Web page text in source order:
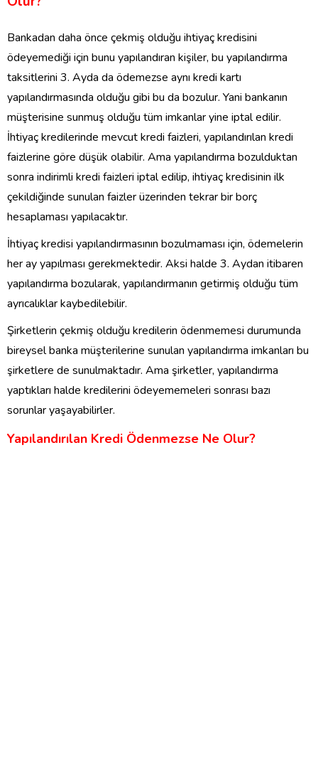
Bankadan daha önce çekmiş olduğu ihtiyaç kredisini
ödeyemediği için bunu yapılandıran kişiler, bu yapılandırma
taksitlerini 3. Ayda da ödemezse aynı kredi kartı
yapılandırmasında olduğu gibi bu da bozulur. Yani bankanın
müşterisine sunmuş olduğu tüm imkanlar yine iptal edilir.
İhtiyaç kredilerinde mevcut kredi faizleri, yapılandırılan kredi
faizlerine göre düşük olabilir. Ama yapılandırma bozulduktan
sonra indirimli kredi faizleri iptal edilip, ihtiyaç kredisinin ilk
çekildiğinde sunulan faizler üzerinden tekrar bir borç
hesaplaması yapılacaktır.
İhtiyaç kredisi yapılandırmasının bozulmaması için, ödemelerin
her ay yapılması gerekmektedir. Aksi halde 3. Aydan itibaren
yapılandırma bozularak, yapılandırmanın getirmiş olduğu tüm
ayrıcalıklar kaybedilebilir.
Şirketlerin çekmiş olduğu kredilerin ödenmemesi durumunda
bireysel banka müşterilerine sunulan yapılandırma imkanları bu
şirketlere de sunulmaktadır. Ama şirketler, yapılandırma
yaptıkları halde kredilerini ödeyememeleri sonrası bazı
sorunlar yaşayabilirler.
Yapılandırılan Kredi Ödenmezse Ne Olur?